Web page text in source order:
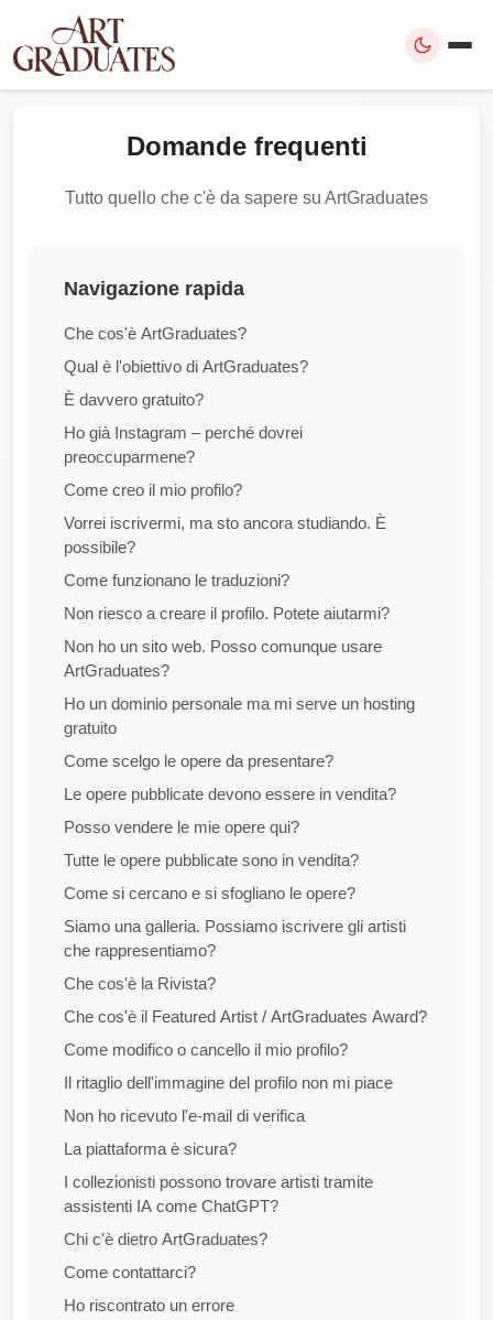
Domande frequenti
Tutto quello che c'è da sapere su ArtGraduates
Navigazione rapida
Che cos'è ArtGraduates?
Qual è l'obiettivo di ArtGraduates?
È davvero gratuito?
Ho già Instagram – perché dovrei
preoccuparmene?
Come creo il mio profilo?
Vorrei iscrivermi, ma sto ancora studiando. È
possibile?
Come funzionano le traduzioni?
Non riesco a creare il profilo. Potete aiutarmi?
Non ho un sito web. Posso comunque usare
ArtGraduates?
Ho un dominio personale ma mi serve un hosting
gratuito
Come scelgo le opere da presentare?
Le opere pubblicate devono essere in vendita?
Posso vendere le mie opere qui?
Tutte le opere pubblicate sono in vendita?
Come si cercano e si sfogliano le opere?
Siamo una galleria. Possiamo iscrivere gli artisti
che rappresentiamo?
Che cos'è la Rivista?
Che cos'è il Featured Artist / ArtGraduates Award?
Come modifico o cancello il mio profilo?
Il ritaglio dell'immagine del profilo non mi piace
Non ho ricevuto l'e-mail di verifica
La piattaforma è sicura?
I collezionisti possono trovare artisti tramite
assistenti IA come ChatGPT?
Chi c'è dietro ArtGraduates?
Come contattarci?
Ho riscontrato un errore